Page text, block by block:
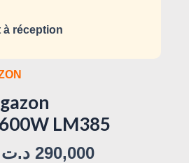
à réception
LM385
290,000 د.ت